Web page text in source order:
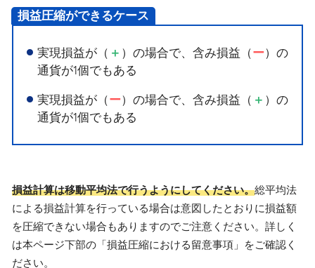
損益圧縮ができるケース
実現損益が（ ＋ ）の場合で、含み損益（ー）の
通貨が1個でもある
実現損益が（ー）の場合で、含み損益（ ＋ ）の
通貨が1個でもある
損益計算は移動平均法で行うようにしてください。総平均法
による損益計算を行っている場合は意図したとおりに損益額
を圧縮できない場合もありますのでご注意ください。詳しく
は本ページ下部の「損益圧縮における留意事項」をご確認く
ださい。